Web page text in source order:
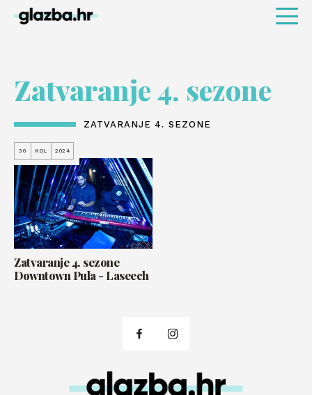
Zatvaranje 4. sezone
ZATVARANJE 4. SEZONE
30 KOL 2024
Zatvaranje 4. sezone
Downtown Pula - Laseech